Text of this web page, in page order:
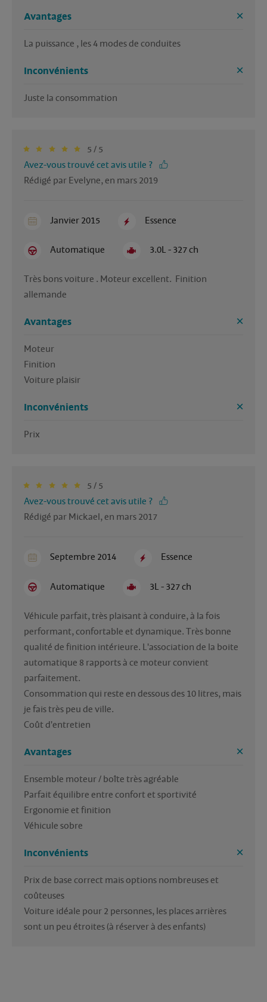
Avantages
La puissance , les 4 modes de conduites
Inconvénients
Juste la consommation
5 / 5
Avez-vous trouvé cet avis utile ?
Rédigé par Evelyne, en mars 2019
Janvier 2015 Essence
Automatique 3.0L - 327 ch
Très bons voiture . Moteur excellent.  Finition
allemande
Avantages
Moteur
Finition
Voiture plaisir
Inconvénients
Prix
5 / 5
Avez-vous trouvé cet avis utile ?
Rédigé par Mickael, en mars 2017
Septembre 2014 Essence
Automatique 3L - 327 ch
Véhicule parfait, très plaisant à conduire, à la fois
performant, confortable et dynamique. Très bonne
qualité de finition intérieure. L'association de la boite
automatique 8 rapports à ce moteur convient
parfaitement.
Consommation qui reste en dessous des 10 litres, mais
je fais très peu de ville.
Coût d'entretien
Avantages
Ensemble moteur / boîte très agréable
Parfait équilibre entre confort et sportivité
Ergonomie et finition
Véhicule sobre
Inconvénients
Prix de base correct mais options nombreuses et
coûteuses
Voiture idéale pour 2 personnes, les places arrières
sont un peu étroites (à réserver à des enfants)